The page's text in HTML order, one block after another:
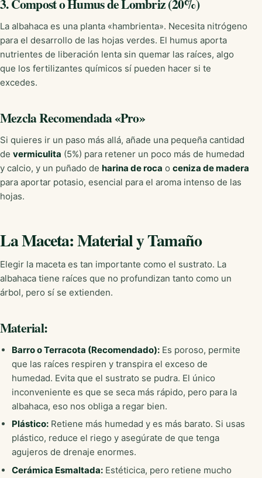
3. Compost o Humus de Lombriz (20%)
La albahaca es una planta «hambrienta». Necesita nitrógeno
para el desarrollo de las hojas verdes. El humus aporta
nutrientes de liberación lenta sin quemar las raíces, algo
que los fertilizantes químicos sí pueden hacer si te
excedes.
Mezcla Recomendada «Pro»
Si quieres ir un paso más allá, añade una pequeña cantidad
de vermiculita (5%) para retener un poco más de humedad
y calcio, y un puñado de harina de roca o ceniza de madera
para aportar potasio, esencial para el aroma intenso de las
hojas.
La Maceta: Material y Tamaño
Elegir la maceta es tan importante como el sustrato. La
albahaca tiene raíces que no profundizan tanto como un
árbol, pero sí se extienden.
Material:
Barro o Terracota (Recomendado):Es poroso, permite
que las raíces respiren y transpira el exceso de
humedad. Evita que el sustrato se pudra. El único
inconveniente es que se seca más rápido, pero para la
albahaca, eso nos obliga a regar bien.
Plástico:Retiene más humedad y es más barato. Si usas
plástico, reduce el riego y asegúrate de que tenga
agujeros de drenaje enormes.
Cerámica Esmaltada:Estéticica, pero retiene mucho